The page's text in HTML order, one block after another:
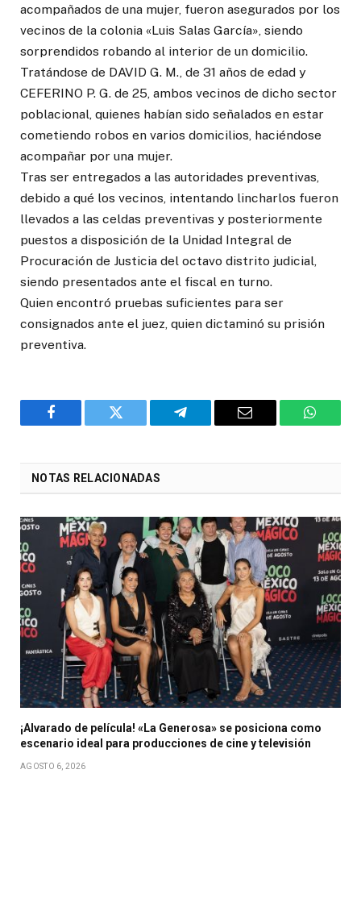
acompañados de una mujer, fueron asegurados por los
vecinos de la colonia «Luis Salas García», siendo
sorprendidos robando al interior de un domicilio.
Tratándose de DAVID G. M., de 31 años de edad y
CEFERINO P. G. de 25, ambos vecinos de dicho sector
poblacional, quienes habían sido señalados en estar
cometiendo robos en varios domicilios, haciéndose
acompañar por una mujer.
Tras ser entregados a las autoridades preventivas,
debido a qué los vecinos, intentando lincharlos fueron
llevados a las celdas preventivas y posteriormente
puestos a disposición de la Unidad Integral de
Procuración de Justicia del octavo distrito judicial,
siendo presentados ante el fiscal en turno.
Quien encontró pruebas suficientes para ser
consignados ante el juez, quien dictaminó su prisión
preventiva.
Facebook Twitter Telegram Email
NOTAS RELACIONADAS
¡Alvarado de película! «La Generosa» se posiciona como
escenario ideal para producciones de cine y televisión
AGOSTO 6, 2026